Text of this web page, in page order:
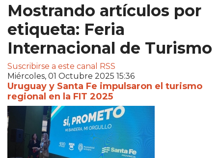
Mostrando artículos por
etiqueta: Feria
Internacional de Turismo
Suscribirse a este canal RSS
Miércoles, 01 Octubre 2025 15:36
Uruguay y Santa Fe impulsaron el turismo
regional en la FIT 2025